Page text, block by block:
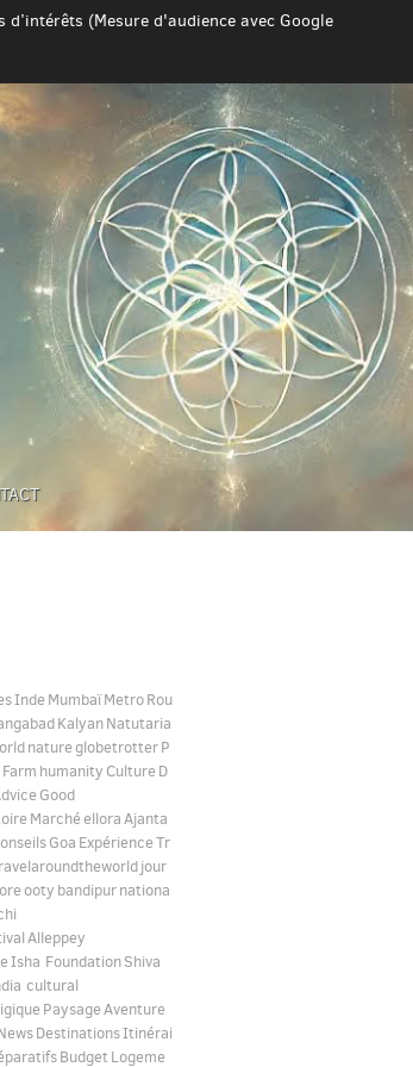
(Mesure d'audience avec Google
Inde MumbaïMetroRou
KalyanNatutaria
nature globetrotterP
Farm humanity Culture D
Good
Marché elloraAjanta
Goa ExpérienceTr
jour
ooty bandipurnationa
Alleppey
Isha FoundationShiva
cultural
PaysageAventure
DestinationsItinérai
Budget Logeme